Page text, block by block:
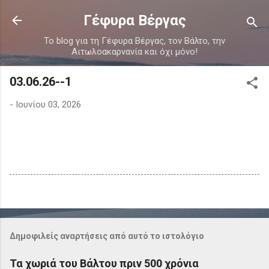
Μετάβαση στο κύριο περιεχόμενο
Γέφυρα Βέργας
Το blog για τη Γέφυρα Βέργας, τον Βάλτο, την
Αιτωλοακαρνανία και όχι μόνο!
03.06.26--1
- Ιουνίου 03, 2026
Δημοφιλείς αναρτήσεις από αυτό το ιστολόγιο
Τα χωριά του Βάλτου πριν 500 χρόνια